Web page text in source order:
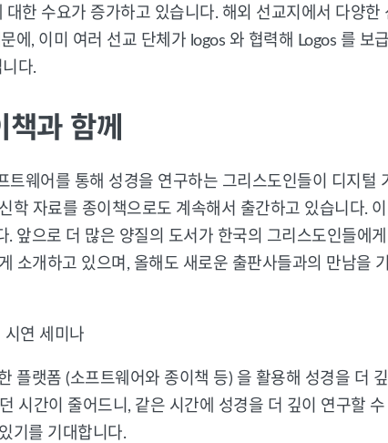
대한 수요가 증가하고 있습니다. 해외 선교지에서 다양
에, 이미 여러 선교 단체가 logos 와 협력해 Logos 를
다.
과 함께
트웨어를 통해 성경을 연구하는 그리스도인들이 디지
학 자료를 종이책으로도 계속해서 출간하고 있습니다.
. 앞으로 더 많은 양질의 도서가 한국의 그리스도인들에
소개하고 있으며, 올해도 새로운 출판사들과의 만남을
시연 세미나
플랫폼 (소프트웨어와 종이책 등) 을 활용해 성경을 더
시간이 줄어드니, 같은 시간에 성경을 더 깊이 연구할
기를 기대합니다.